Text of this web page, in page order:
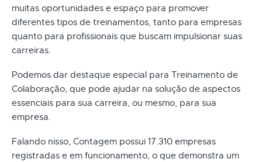
muitas oportunidades e espaço para promover
diferentes tipos de treinamentos, tanto para empresas
quanto para profissionais que buscam impulsionar suas
carreiras.
Podemos dar destaque especial para Treinamento de
Colaboração, que pode ajudar na solução de aspectos
essenciais para sua carreira, ou mesmo, para sua
empresa.
Falando nisso, Contagem possui 17.310 empresas
registradas e em funcionamento, o que demonstra um